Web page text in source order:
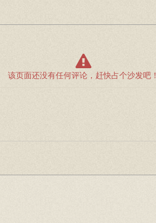
该页面还没有任何评论，赶快占个沙发吧！